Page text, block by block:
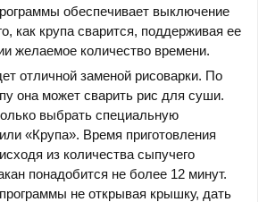
обеспечивает выключение
как крупа сварится, поддерживая ее
желаемое количество времени.
отличной заменой рисоварки. По
она может сварить рис для суши.
выбрать специальную
«Крупа». Время приготовления
из количества сыпучего
понадобится не более 12 минут.
не открывая крышку, дать